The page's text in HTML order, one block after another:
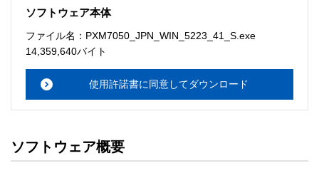
ソフトウェアのサポート
・本サーバでは、ユーザーサポートは行いません。搭載ソ
メーションセンターまでお願い
ルをお読み下さい。
ソフトウェアの保証範囲
・ソフトウェアのダウンロード・導入はお客様の責任にお
ソフトウェア本体
ファイル名：PXM7050_JPN_WIN_5223_41_S.exe
14,359,640バイト
使用許諾書に同意してダウンロード
ソフトウェア概要